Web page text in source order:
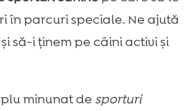
în parcuri speciale. Ne ajută
să-i ținem pe câini activi și
minunat de sporturi